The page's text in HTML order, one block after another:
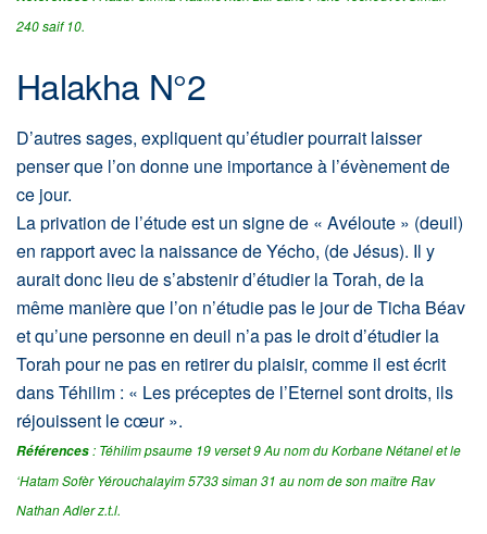
240 saif 10.
Halakha N°2
D’autres sages, expliquent qu’étudier pourrait laisser
penser que l’on donne une importance à l’évènement de
ce jour.
La privation de l’étude est un signe de « Avéloute » (deuil)
en rapport avec la naissance de Yécho, (de Jésus). Il y
aurait donc lieu de s’abstenir d’étudier la Torah, de la
même manière que l’on n’étudie pas le jour de Ticha Béav
et qu’une personne en deuil n’a pas le droit d’étudier la
Torah pour ne pas en retirer du plaisir, comme il est écrit
dans Téhilim : « Les préceptes de l’Eternel sont droits, ils
réjouissent le cœur ».
Références: Téhilim psaume 19 verset 9 Au nom du Korbane Nétanel et le
‘Hatam Sofèr Yérouchalayim 5733 siman 31 au nom de son maître Rav
Nathan Adler z.t.l.